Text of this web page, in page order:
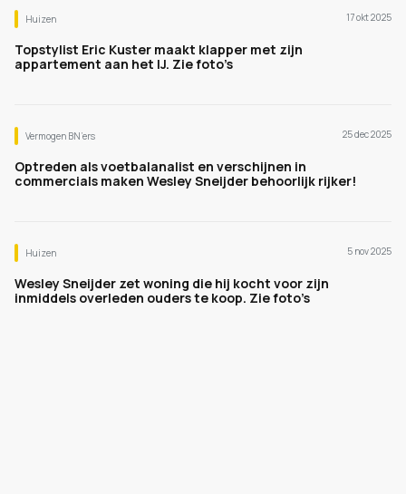
Huizen 17 okt 2025
Topstylist Eric Kuster maakt klapper met zijn
appartement aan het IJ. Zie foto’s
Vermogen BN’ers 25 dec 2025
Optreden als voetbalanalist en verschijnen in
commercials maken Wesley Sneijder behoorlijk rijker!
Huizen 5 nov 2025
Wesley Sneijder zet woning die hij kocht voor zijn
inmiddels overleden ouders te koop. Zie foto’s